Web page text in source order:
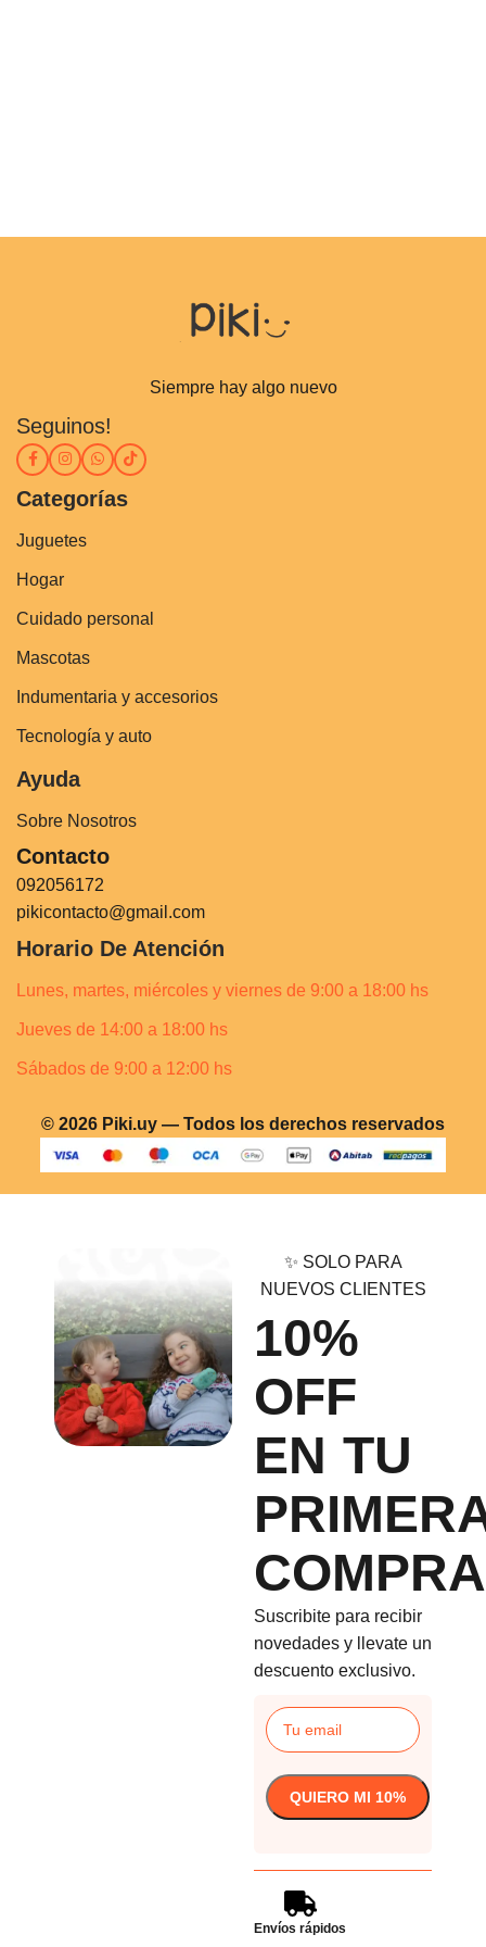
Siempre hay algo nuevo
Seguinos!
Categorías
Juguetes
Hogar
Cuidado personal
Mascotas
Indumentaria y accesorios
Tecnología y auto
Ayuda
Sobre Nosotros
Contacto
092056172
pikicontacto@gmail.com
Horario De Atención
Lunes, martes, miércoles y viernes de 9:00 a 18:00 hs
Jueves de 14:00 a 18:00 hs
Sábados de 9:00 a 12:00 hs
© 2026 Piki.uy — Todos los derechos reservados
✨ SOLO PARA
NUEVOS CLIENTES
10%
OFF
EN TU
COMPRA
Suscribite para recibir
novedades y llevate un
descuento exclusivo.
Envíos rápidos